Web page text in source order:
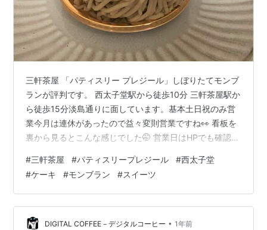
三軒茶屋 「パティスリー プレジール」しぼりたてモンブ
ランが評判です。 西太子堂駅から徒歩10分 三軒茶屋駅か
ら徒歩15分淡島通りに面しています。基本土日祝のみ営
業今月は連休があったので益々変則営業ですね👀 看板を
裏から見るとこんな感じでした🤭 営業日はHPでも確認で
方がいいかも知れません。 ツイッターやブログも更新さ
れていない事が多いです。駅から結構遠いですし。しか
し、駅から遠くてこの変則営業でも食べログ百名店に選
ばれるのはすごいです🙌 半地下で、以前はイートインス
ペースがあったのですが、今はテイクアウトのみです。
#三軒茶屋 #パティスリープレジール #西太子堂
#ケーキ #モンブラン #スイーツ
DIGITAL COFFEE－デジタルコーヒー • 1年前